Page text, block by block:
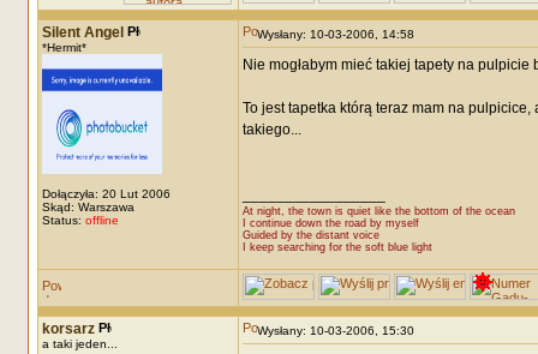
Silent Angel
*Hermit*
Dołączyła: 20 Lut 2006
Skąd: Warszawa
Status: offline
Wysłany: 10-03-2006, 14:58
Nie mogłabym mieć takiej tapety na
To jest tapetka którą teraz mam na
takiego...
At night, the town is quiet like the bottom of the ocean
I continue down the road by myself
Guided by the distant voice
I keep searching for the soft blue light
korsarz
a taki jeden...
Wysłany: 10-03-2006, 15:30